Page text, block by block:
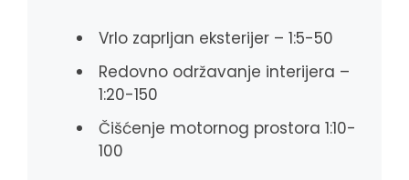
Vrlo zaprljan eksterijer – 1:5-50
Redovno održavanje interijera –
1:20-150
Čišćenje motornog prostora 1:10-
100